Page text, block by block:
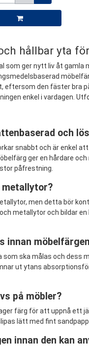
hållbar yta
ger nytt liv åt gamla
eftersom den fäster bra
enkel i vardagen.
och
snabbt och är enkel
ger en hårdare
påfrestning.
metallytor?
men detta bör
metallytor och bildar
innan
som ska målas och
ut ytans
på möbler?
färg för att uppnå ett
lätt med fint
innan den kan